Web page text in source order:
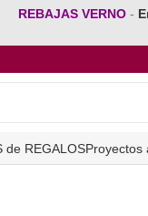
REBAJAS VERNO -
de REGALOSProyectos